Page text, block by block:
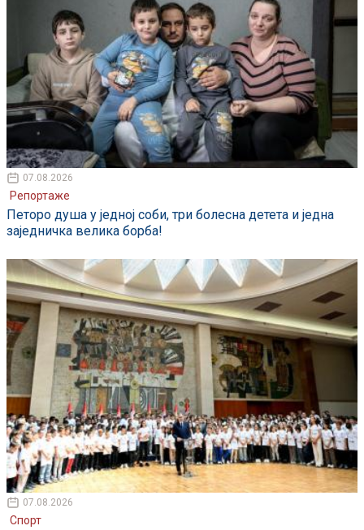
07.08.2026
Репортаже
Петоро душа у једној соби, три болесна детета и једна
заједничка велика борба!
07.08.2026
Спорт